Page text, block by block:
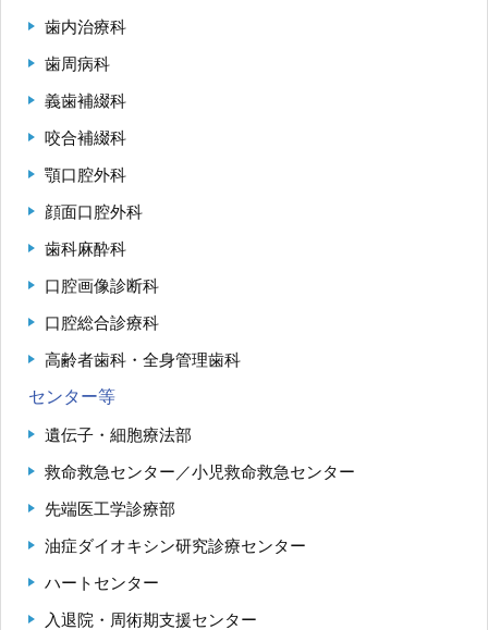
歯内治療科
歯周病科
義歯補綴科
咬合補綴科
顎口腔外科
顔面口腔外科
歯科麻酔科
口腔画像診断科
口腔総合診療科
高齢者歯科・全身管理歯科
センター等
遺伝子・細胞療法部
救命救急センター／小児救命救急センター
先端医工学診療部
油症ダイオキシン研究診療センター
ハートセンター
入退院・周術期支援センター